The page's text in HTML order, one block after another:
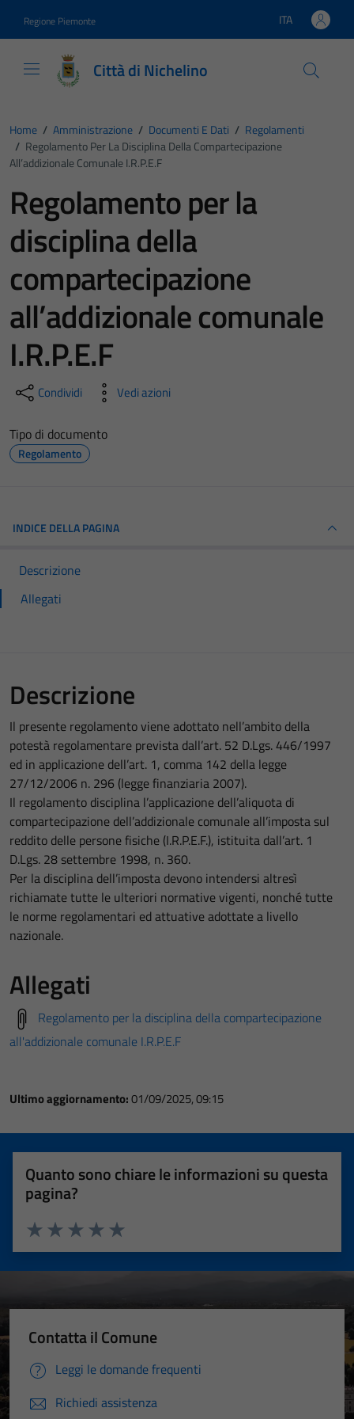
Regione Piemonte Lingua attiva:
ITA
Città di Nichelino
Home / Amministrazione / Documenti E Dati / Regolamenti
/ Regolamento Per La Disciplina Della Compartecipazione
All’addizionale Comunale I.R.P.E.F
Regolamento per la
disciplina della
compartecipazione
all’addizionale comunale
I.R.P.E.F
Condividi Vedi azioni
Tipo di documento
Regolamento
INDICE DELLA PAGINA
Descrizione
Allegati
Descrizione
Il presente regolamento viene adottato nell’ambito della
potestà regolamentare prevista dall’art. 52 D.Lgs. 446/1997
ed in applicazione dell’art. 1, comma 142 della legge
27/12/2006 n. 296 (legge finanziaria 2007).
Il regolamento disciplina l’applicazione dell’aliquota di
compartecipazione dell’addizionale comunale all’imposta sul
reddito delle persone fisiche (I.R.P.E.F.), istituita dall’art. 1
D.Lgs. 28 settembre 1998, n. 360.
Per la disciplina dell’imposta devono intendersi altresì
richiamate tutte le ulteriori normative vigenti, nonché tutte
le norme regolamentari ed attuative adottate a livello
nazionale.
Allegati
Regolamento per la disciplina della compartecipazione
all'addizionale comunale I.R.P.E.F
Ultimo aggiornamento:01/09/2025, 09:15
Quanto sono chiare le informazioni su questa
pagina?
Valuta 5 stelle su 5
Valuta 4 stelle su 5
Valuta 3 stelle su 5
Valuta 2 stelle su 5
Valuta 1 stelle su 5
Contatta il Comune
Leggi le domande frequenti
Richiedi assistenza